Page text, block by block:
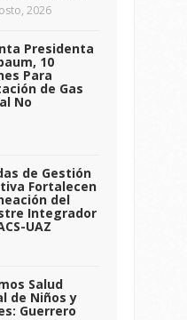
2026
Presidenta
10
Para
de Gas
No
de Gestión
Fortalecen
del
Integrador
UAZ
Salud
de Niños y
Guerrero